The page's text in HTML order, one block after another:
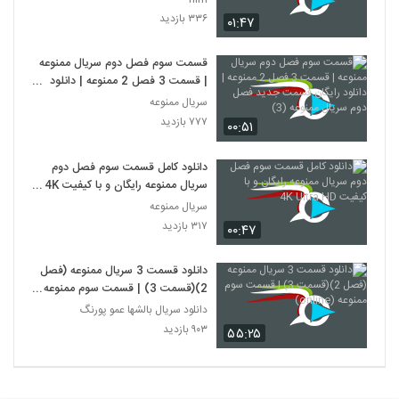
۰۱:۴۷
۳۳۶ بازدید
۰۰:۵۱
قسمت سوم فصل دوم سریال ممنوعه
| قسمت 3 فصل 2 ممنوعه | دانلود
رایگان قسمت جدید فصل دوم سریال
ممنوعه (3)
سریال ممنوعه
۷۷۷ بازدید
۰۰:۴۷
دانلود کامل قسمت سوم فصل دوم
سریال ممنوعه رایگان و با کیفیت 4K
Ultra HD
سریال ممنوعه
۳۱۷ بازدید
۵۵:۲۵
دانلود قسمت 3 سریال ممنوعه (فصل
2)(قسمت 3) | قسمت سوم ممنوعه
(online)
دانلود سریال بالشها عمو پورنگ
۹۰۳ بازدید